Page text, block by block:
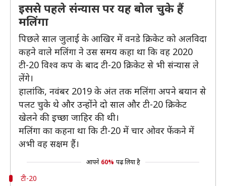
इससे पहले संन्यास पर यह बोल चुके हैं
मलिंगा
पिछले साल जुलाई के आखिर में वनडे क्रिकेट को अलविदा
कहने वाले मलिंगा ने उस समय कहा था कि वह 2020
टी-20 विश्व कप के बाद टी-20 क्रिकेट से भी संन्यास ले
लेंगे।
हालांकि, नवंबर 2019 के अंत तक मलिंगा अपने बयान से
पलट चुके थे और उन्होंने दो साल और टी-20 क्रिकेट
खेलने की इच्छा जाहिर की थी।
मलिंगा का कहना था कि टी-20 में चार ओवर फेंकने में
अभी वह सक्षम हैं।
आपने 60% पढ़ लिया है
टी-20